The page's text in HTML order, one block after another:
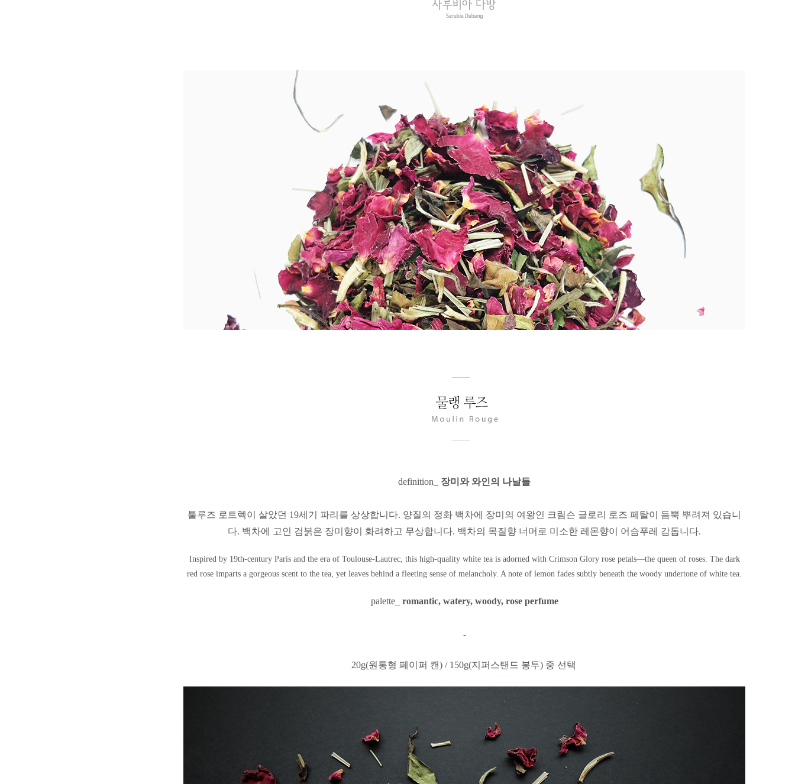
definition_ 장미와 와인의 나날들
툴루즈 로트렉이 살았던 19세기 파리를 상상합니다. 양질의 정화 백차에 장미의 여왕인 크림슨 글로리 로즈 페탈이 듬뿍 뿌려져 있습니
다. 백차에 고인 검붉은 장미향이 화려하고 무상합니다. 백차의 목질향 너머로 미소한 레몬향이 어슴푸레 감돕니다.
Inspired by 19th-century Paris and the era of Toulouse-Lautrec, this high-quality white tea is adorned with Crimson Glory rose petals—the queen of roses. The dark
red rose imparts a gorgeous scent to the tea, yet leaves behind a fleeting sense of melancholy. A note of lemon fades subtly beneath the woody undertone of white tea.
palette_ romantic, watery, woody, rose perfume
-
20g(원통형 페이퍼 캔) / 150g(지퍼스탠드 봉투) 중 선택